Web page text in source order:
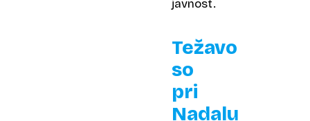
javnost.
Težavo
so
pri
Nadalu